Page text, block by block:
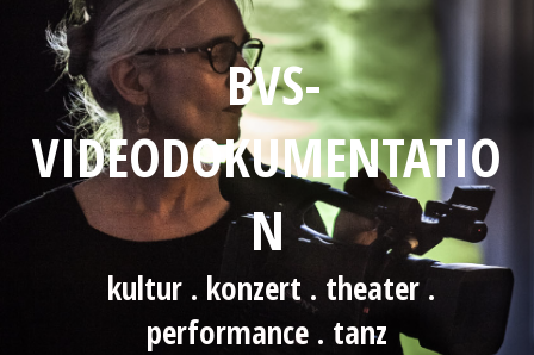
BVS-
VIDEODOKUMENTATIO
N
kultur . konzert . theater .
performance . tanz